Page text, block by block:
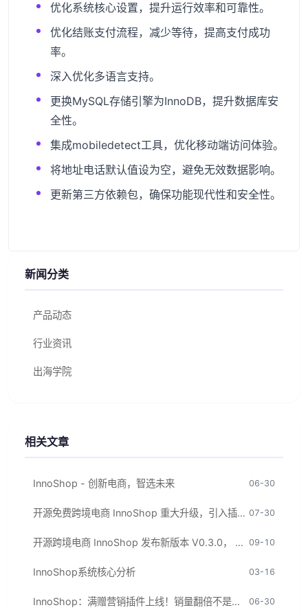
优化系统核心设置，提升运行效率和可靠性。
优化结账支付流程，减少等待，提高支付成功
率。
深入优化多语言支持。
更换MySQL存储引擎为InnoDB，提升数据库安
全性。
集成mobiledetect工具，优化移动端访问体验。
将地址电话默认值设为空，避免无效数据影响。
更新第三方依赖包，确保功能现代性和安全性。
新闻分类
产品动态
行业资讯
出海学院
相关文章
InnoShop - 创新电商，智选未来 06-30
开源免费跨境电商 InnoShop 重大升级，引入插件市场！ 07-30
开源跨境电商 InnoShop 发布新版本 V0.3.0， 集成 OpenAI 大模型! 09-10
InnoShop系统核心分析 03-16
InnoShop：满赠营销插件上线！销量翻倍不是梦！ 06-30